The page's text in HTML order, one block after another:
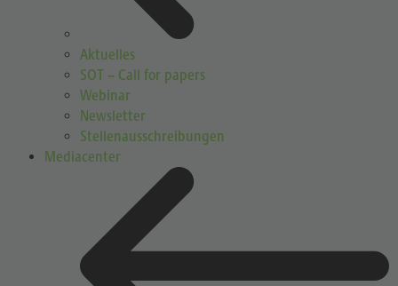
Aktuelles
SOT – Call for papers
Webinar
Newsletter
Stellenausschreibungen
Mediacenter